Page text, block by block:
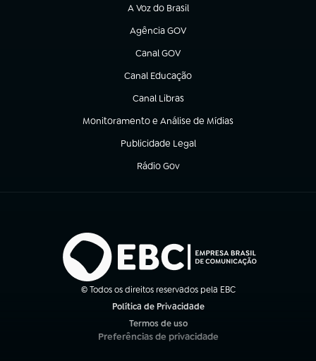
A Voz do Brasil
(abre em nova aba)
Agência GOV
(abre em nova aba)
Canal GOV
(abre em nova aba)
Canal Educação
(abre em nova aba)
Canal Libras
(abre em nova aba)
Monitoramento e Análise de Mídias
(abre em nova aba)
Publicidade Legal
(abre em nova aba)
Rádio Gov
(abre em nova aba)
© Todos os direitos reservados pela EBC
Política de Privacidade
Termos de uso
(abre em nova aba)
Preferências de privacidade